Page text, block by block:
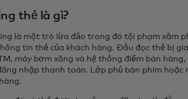
thẻ là gì?
là một trò lừa đảo trong đó tội phạm xâm
tin thẻ của khách hàng. Đầu đọc thẻ bị
máy bơm xăng và hệ thống điểm bán
nhập thanh toán. Lớp phủ bàn phím hoặc